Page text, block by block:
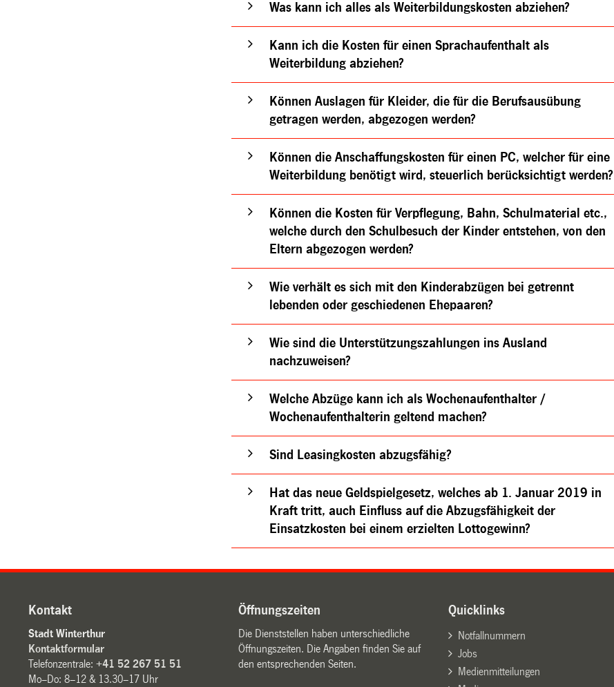
Was kann ich alles als Weiterbildungskosten abziehen?
Kann ich die Kosten für einen Sprachaufenthalt als
Weiterbildung abziehen?
Können Auslagen für Kleider, die für die Berufsausübung
getragen werden, abgezogen werden?
Können die Anschaffungskosten für einen PC, welcher für eine
Weiterbildung benötigt wird, steuerlich berücksichtigt werden?
Können die Kosten für Verpflegung, Bahn, Schulmaterial etc.,
welche durch den Schulbesuch der Kinder entstehen, von den
Eltern abgezogen werden?
Wie verhält es sich mit den Kinderabzügen bei getrennt
lebenden oder geschiedenen Ehepaaren?
Wie sind die Unterstützungszahlungen ins Ausland
nachzuweisen?
Welche Abzüge kann ich als Wochenaufenthalter /
Wochenaufenthalterin geltend machen?
Sind Leasingkosten abzugsfähig?
Hat das neue Geldspielgesetz, welches ab 1. Januar 2019 in
Kraft tritt, auch Einfluss auf die Abzugsfähigkeit der
Einsatzkosten bei einem erzielten Lottogewinn?
Kontakt
Stadt Winterthur
Kontaktformular
Telefonzentrale:+41 52 267 51 51
Mo–Do: 8–12 & 13.30–17 Uhr
Öffnungszeiten
Die Dienststellen haben unterschiedliche
Öffnungszeiten. Die Angaben finden Sie auf
den entsprechenden Seiten.
Quicklinks
Notfallnummern
Jobs
Medienmitteilungen